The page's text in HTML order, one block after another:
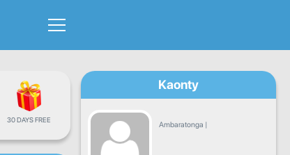
30 DAYS FREE
Kaonty
Ambaratonga |